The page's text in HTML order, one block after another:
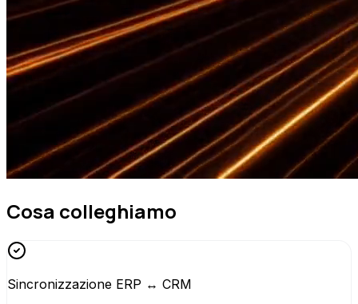
Cosa colleghiamo
Sincronizzazione ERP ↔ CRM